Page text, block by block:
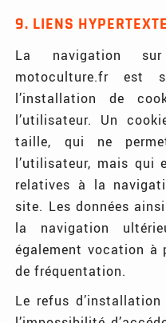
9. LIENS
La navigation
motoculture.fr est
l’installation de
l’utilisateur. Un
taille, qui ne
l’utilisateur, mais qui
relatives à la
site. Les données
la navigation
également vocation à
de fréquentation.
Le refus